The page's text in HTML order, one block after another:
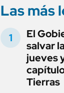
Las más
El
salvar
jueves
Tierras